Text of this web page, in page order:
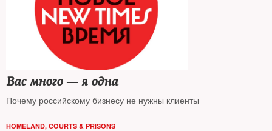
Вас много — я одна
Почему российскому бизнесу не нужны клиенты
HOMELAND, COURTS & PRISONS